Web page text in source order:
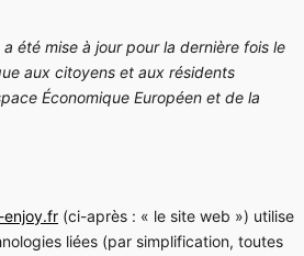
été mise à jour pour la dernière fois le
aux citoyens et aux résidents
Économique Européen et de la
(ci-après : « le site web ») utilise
liées (par simplification, toutes